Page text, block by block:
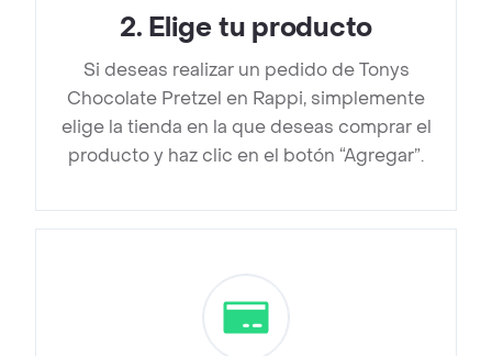
2. Elige tu producto
Si deseas realizar un pedido de Tonys
Chocolate Pretzel en Rappi, simplemente
elige la tienda en la que deseas comprar el
producto y haz clic en el botón “Agregar”.